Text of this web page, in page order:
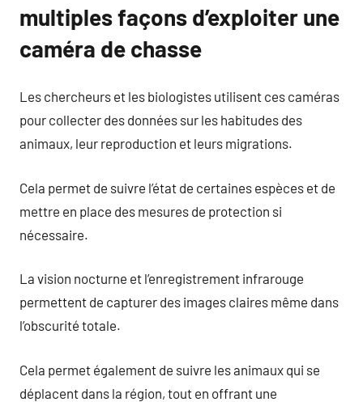
multiples façons d’exploiter une
caméra de chasse
Les chercheurs et les biologistes utilisent ces caméras
pour collecter des données sur les habitudes des
animaux, leur reproduction et leurs migrations.
Cela permet de suivre l’état de certaines espèces et de
mettre en place des mesures de protection si
nécessaire.
La vision nocturne et l’enregistrement infrarouge
permettent de capturer des images claires même dans
l’obscurité totale.
Cela permet également de suivre les animaux qui se
déplacent dans la région, tout en offrant une